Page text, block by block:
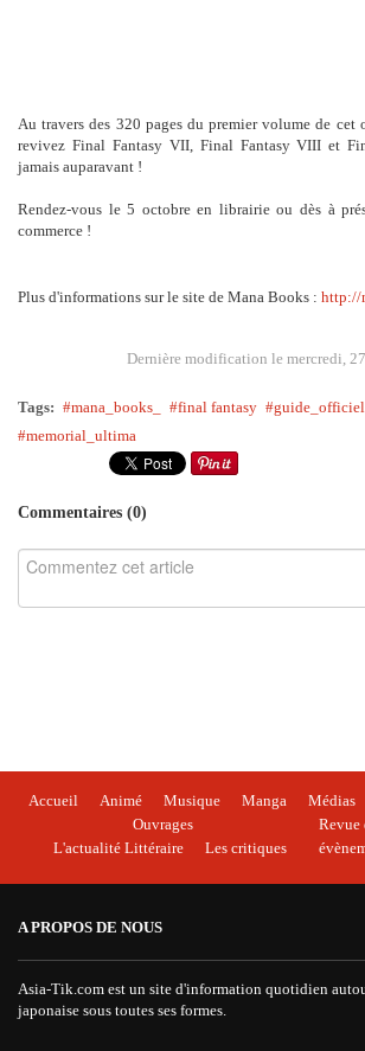
Au travers des 320 pages du premier volume de cet
revivez Final Fantasy VII, Final Fantasy VIII et
jamais auparavant !
Rendez-vous le 5 octobre en librairie ou dès à
commerce !
Plus d'informations sur le site de Mana Books : http://
Dernière modification le mercredi,
Tags: mana_books_ final fantasy guide_officiel
memorial_ultima
Commentaires (0)
Accueil Animé Musique Manga
Médias
Ouvrages
L'actualité Littéraire
Les critiques
Revue
A PROPOS DE NOUS
Asia-Tik.com est un site d'information quotidien
japonaise sous toutes ses formes.